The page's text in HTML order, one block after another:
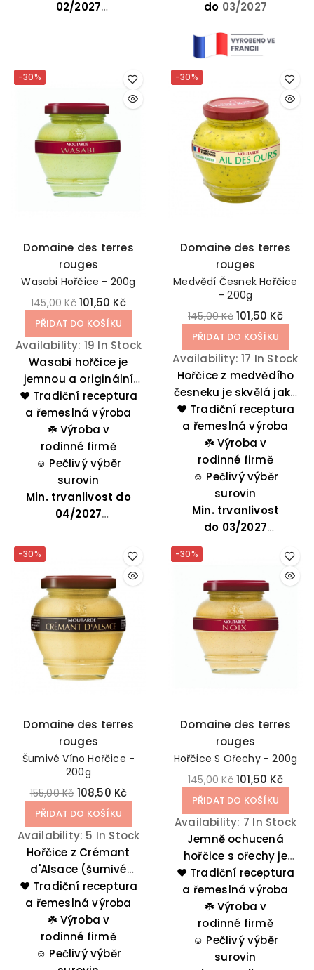
maso a dodává
02/2027 do 03/2027
-30%
Domaine des terres
rouges
Wasabi Hořčice - 200g
145,00 Kč 101,50 Kč
PŘIDAT DO KOŠÍKU
Availability: 19 In Stock
Wasabi hořčice je
jemnou a originální
směsí pikantnosti a
sladkosti. Lze ji použít
do omáček nebo k
masu, rybám či rýži.
❤️ Tradiční receptura
a řemeslná výroba
☘️ Výroba v
rodinné firmě
☺️ Pečlivý výběr
surovin
Min. trvanlivost do
04/2027
-30%
Domaine des terres
rouges
Medvědí Česnek Hořčice
- 200g
145,00 Kč 101,50 Kč
PŘIDAT DO KOŠÍKU
Availability:17 In Stock
Hořčice z medvědího
česneku je skvělá jako
doplněk slaných
koláčů nebo do
vinaigrette pro
bramborový salát.
Báječně doplní ryby,
zeleninu i jehněčí
maso.
❤️ Tradiční receptura
a řemeslná výroba
☘️ Výroba v
rodinné firmě
☺️ Pečlivý výběr
surovin
Min. trvanlivost
do 03/2027
-30%
Domaine des terres
rouges
Šumivé Víno Hořčice -
200g
155,00 Kč 108,50 Kč
PŘIDAT DO KOŠÍKU
Availability: 5 In Stock
Hořčice z Crémant
d'Alsace (šumivé
víno) doprovází
labužníky při všech
příležitostech, a to jak
u každodenních jídel,
tak i při velkých
❤️ Tradiční receptura
a řemeslná výroba
☘️ Výroba v
rodinné firmě
☺️ Pečlivý výběr
-30%
Domaine des terres
rouges
Hořčice S Ořechy - 200g
145,00 Kč 101,50 Kč
PŘIDAT DO KOŠÍKU
Availability: 7 In Stock
Jemně ochucená
hořčice s ořechy je
ideální k masům i do
salátových dresinků.
Její rustikální,
ořechové tóny s
místními akcenty se
skvěle hodí také ke
❤️ Tradiční receptura
a řemeslná výroba
☘️ Výroba v
rodinné firmě
☺️ Pečlivý výběr
surovin